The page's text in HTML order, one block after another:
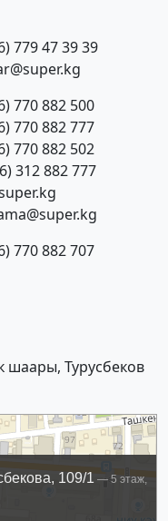
779 47 39 39
770 882 500
770 882 777
770 882 502
312 882 777
770 882 707
шаары, Турусбеков